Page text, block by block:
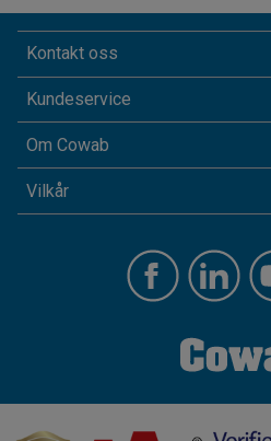
Kontakt oss
Kundeservice
Om Cowab
Vilkår